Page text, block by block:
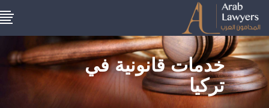
خدمات قانونية في
تركيا